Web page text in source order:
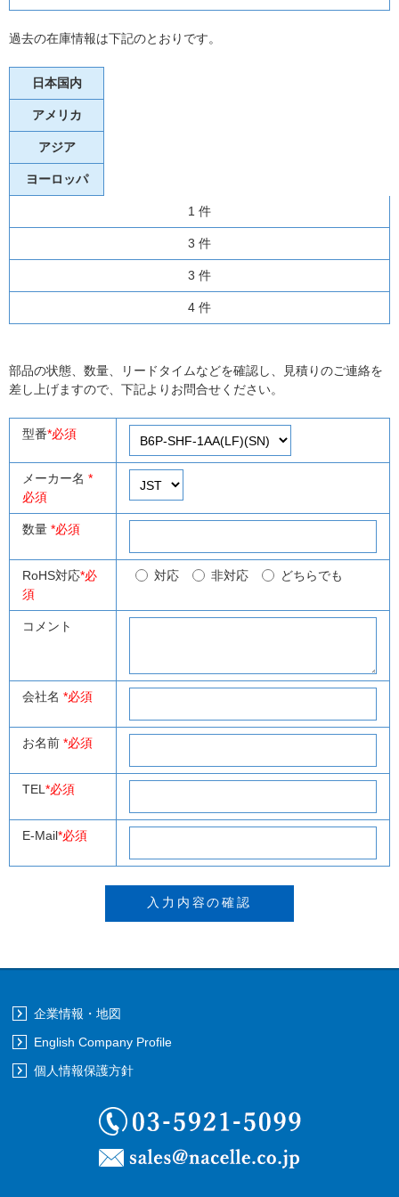
過去の在庫情報は下記のとおりです。
日本国内
アメリカ
アジア
ヨーロッパ
1 件
3 件
3 件
4 件
部品の状態、数量、リードタイムなどを確認し、見積りのご連絡を
差し上げますので、下記よりお問合せください。
型番*必須
メーカー名 *
必須
数量 *必須
RoHS対応*必
須
対応 非対応 どちらでも
コメント
会社名 *必須
お名前 *必須
TEL *必須
E-Mail*必須
企業情報・地図
English Company Profile
個人情報保護方針